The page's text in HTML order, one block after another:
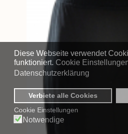
Diese Webseite verwendet
funktioniert. Cookie
Datenschutzerklärung
Verbiete alle Cookies
Cookie Einstellungen
Notwendige